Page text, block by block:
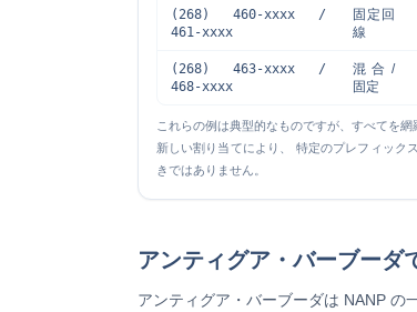
(268) 460-xxxx /
461-xxxx
固定回
線
(268) 463-xxxx /
468-xxxx
混合/
固定
これらの例は典型的なものですが、すべてを
新しい割り当てにより、 特定のプレフィック
きではありません。
アンティグア・バーブーダ
アンティグア・バーブーダは NANP の